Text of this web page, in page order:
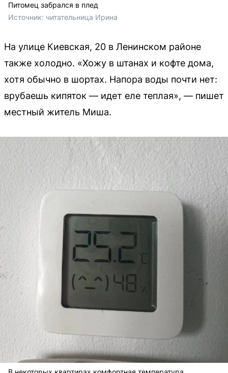
Питомец забрался в плед
Источник: читательница Ирина
На улице Киевская, 20 в Ленинском районе
также холодно. «Хожу в штанах и кофте дома,
хотя обычно в шортах. Напора воды почти нет:
врубаешь кипяток — идет еле теплая», — пишет
местный житель Миша.